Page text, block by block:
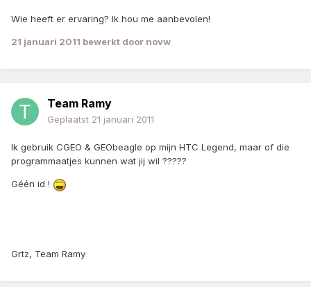
Wie heeft er ervaring? Ik hou me aanbevolen!
21 januari 2011 bewerkt door novw
Team Ramy
Geplaatst 21 januari 2011
Ik gebruik CGEO & GEObeagle op mijn HTC Legend, maar of die
programmaatjes kunnen wat jij wil ?????
Géén id !
Grtz, Team Ramy